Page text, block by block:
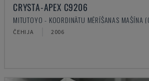
CRYSTA-APEX C9206
MITUTOYO - KOORDINĀTU MĒRĪŠANAS MAŠĪNA
ČEHIJA 2006